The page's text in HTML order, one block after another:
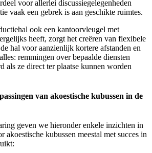
voor allerlei discussiegelegenheden
vaak een gebrek is aan geschikte ruimtes.
ook een kantoorvleugel met
heeft, zorgt het creëren van flexibele
hal voor aanzienlijk kortere afstanden en
remmingen over bepaalde diensten
als ze direct ter plaatse kunnen worden
van akoestische kubussen in de
geven we hieronder enkele inzichten in
akoestische kubussen meestal met succes in